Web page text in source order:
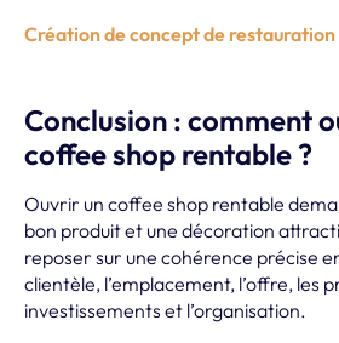
Création de concept de restauration
Conclusion : comment
coffee shop rentable ?
Ouvrir un coffee shop rentable
bon produit et une décoration
reposer sur une cohérence précise
clientèle, l’emplacement, l’offre, les
investissements et l’organisation.